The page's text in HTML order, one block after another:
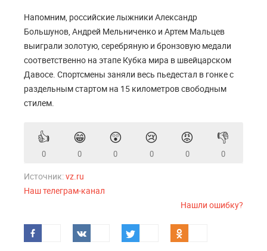
Напомним, российские лыжники Александр
Большунов, Андрей Мельниченко и Артем Мальцев
выиграли золотую, серебряную и бронзовую медали
соответственно на этапе Кубка мира в швейцарском
Давосе. Спортсмены заняли весь пьедестал в гонке с
раздельным стартом на 15 километров свободным
стилем.
👍
0
😁
0
😲
0
😢
0
😡
0
👎
0
Источник:vz.ru
Наш телеграм-канал
Нашли ошибку?